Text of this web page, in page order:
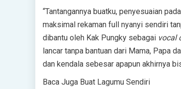
“Tantangannya buatku, penyesuaian
maksimal rekaman full nyanyi sendiri
dibantu oleh Kak Pungky sebagai vocal
lancar tanpa bantuan dari Mama, Papa
dan kendala sebesar apapun akhirnya
Baca Juga Buat Lagumu Sendiri